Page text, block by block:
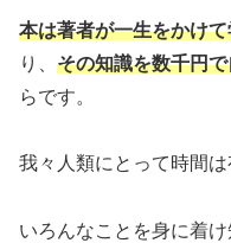
本は著者が一生をかけ
り、 その知識を数千円
らです。
我々人類にとって時間は
いろんなことを身に着